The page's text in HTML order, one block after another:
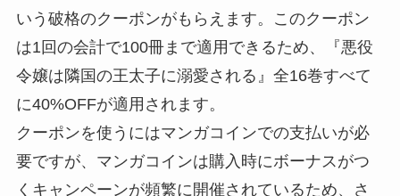
いう破格のクーポンがもらえます。このクーポン
は1回の会計で100冊まで適用できるため、『悪役
令嬢は隣国の王太子に溺愛される』全16巻すべて
に40%OFFが適用されます。
クーポンを使うにはマンガコインでの支払いが必
要ですが、マンガコインは購入時にボーナスがつ
くキャンペーンが頻繁に開催されているため、さ